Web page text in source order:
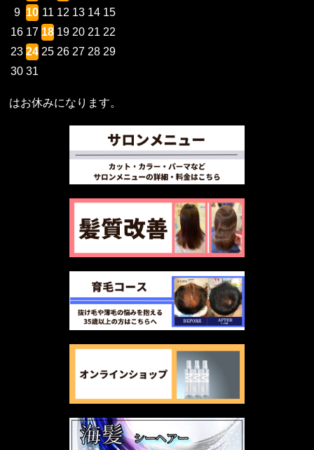
9 10 11 12 13 14 15
16 17 18 19 20 21 22
23 24 25 26 27 28 29
30 31
はお休みになります。